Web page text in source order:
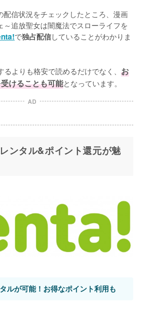
配信状況をチェックしたところ、漫画
～追放聖女は闇魔法でスローライフを
で独占配信していることがわかりま
よりも格安で読めるだけでなく、 お
けることも可能となっています。
AD
ンタル&ポイント還元が魅
ルが可能！お得なポイント利用も